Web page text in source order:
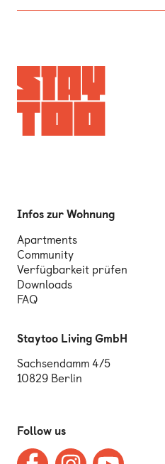
Infos zur Wohnung
Apartments
Community
Verfügbarkeit prüfen
Downloads
FAQ
Staytoo Living GmbH
Sachsendamm 4/5
10829 Berlin
Follow us